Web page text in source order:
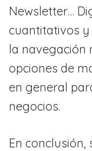
Newsletter…
cuantitativos
la navegación
opciones de
en general
negocios.
En conclusión,